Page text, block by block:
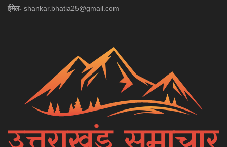
ईमेल- shankar.bhatia25@gmail.com